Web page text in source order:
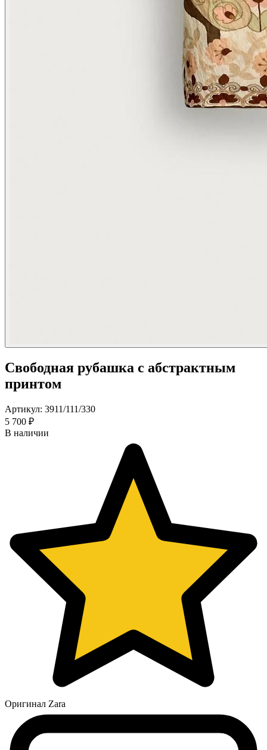
Свободная рубашка с абстрактным
принтом
Артикул: 3911/111/330
5 700 ₽
В наличии
Оригинал Zara